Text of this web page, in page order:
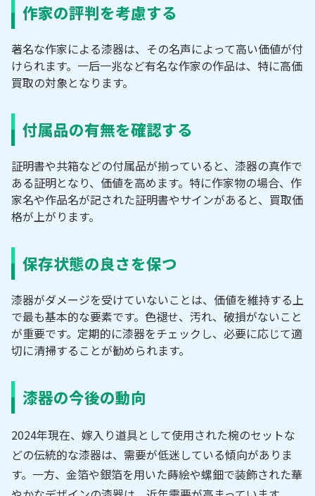
作家の評判を考慮する
著名な作家による漆器は、その名声によって高い価値が付
けられます。 一后一兆など有名な作家の作品は、特に高価
買取の対象となります。
付属品の有無を確認する
証明書や共箱などの付属品が揃っていると、漆器の真作で
ある証明となり、価値を高めます。 特に作家物の場合、作
家名や作品名が記された証明書やサインがあると、買取価
格が上がります。
保存状態の良さを保つ
漆器がダメージを受けていないことは、価値を維持する上
で最も基本的な要素です。色褪せ、汚れ、破損がないこと
が重要です。定期的に漆器をチェックし、必要に応じて適
切に清掃することが勧められます。
漆器の今後の動向
2024年現在、嫁入り道具として使用された椀のセットな
どの伝統的な漆器は、需要が低迷している傾向がありま
す。一方、金箔や銀箔を用いた蒔絵や螺鈿で装飾された華